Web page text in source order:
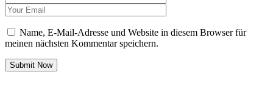
Name, E-Mail-Adresse und Website in diesem Browser für
meinen nächsten Kommentar speichern.
Submit Now